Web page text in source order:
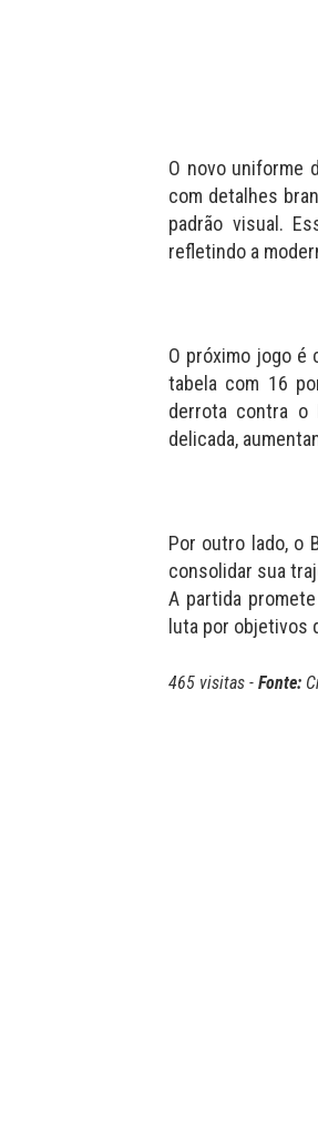
O novo uniforme
com detalhes
padrão visual.
refletindo a
O próximo jogo é
tabela com 16
derrota contra o
delicada,
Por outro lado, o
consolidar sua
A partida
luta por objetivos
465 visitas - Fonte: